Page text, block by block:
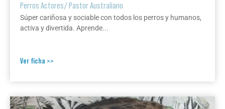
Perros Actores/Pastor Australiano
Súper cariñosa y sociable con todos los perros y humanos,
activa y divertida. Aprende...
Ver ficha >>